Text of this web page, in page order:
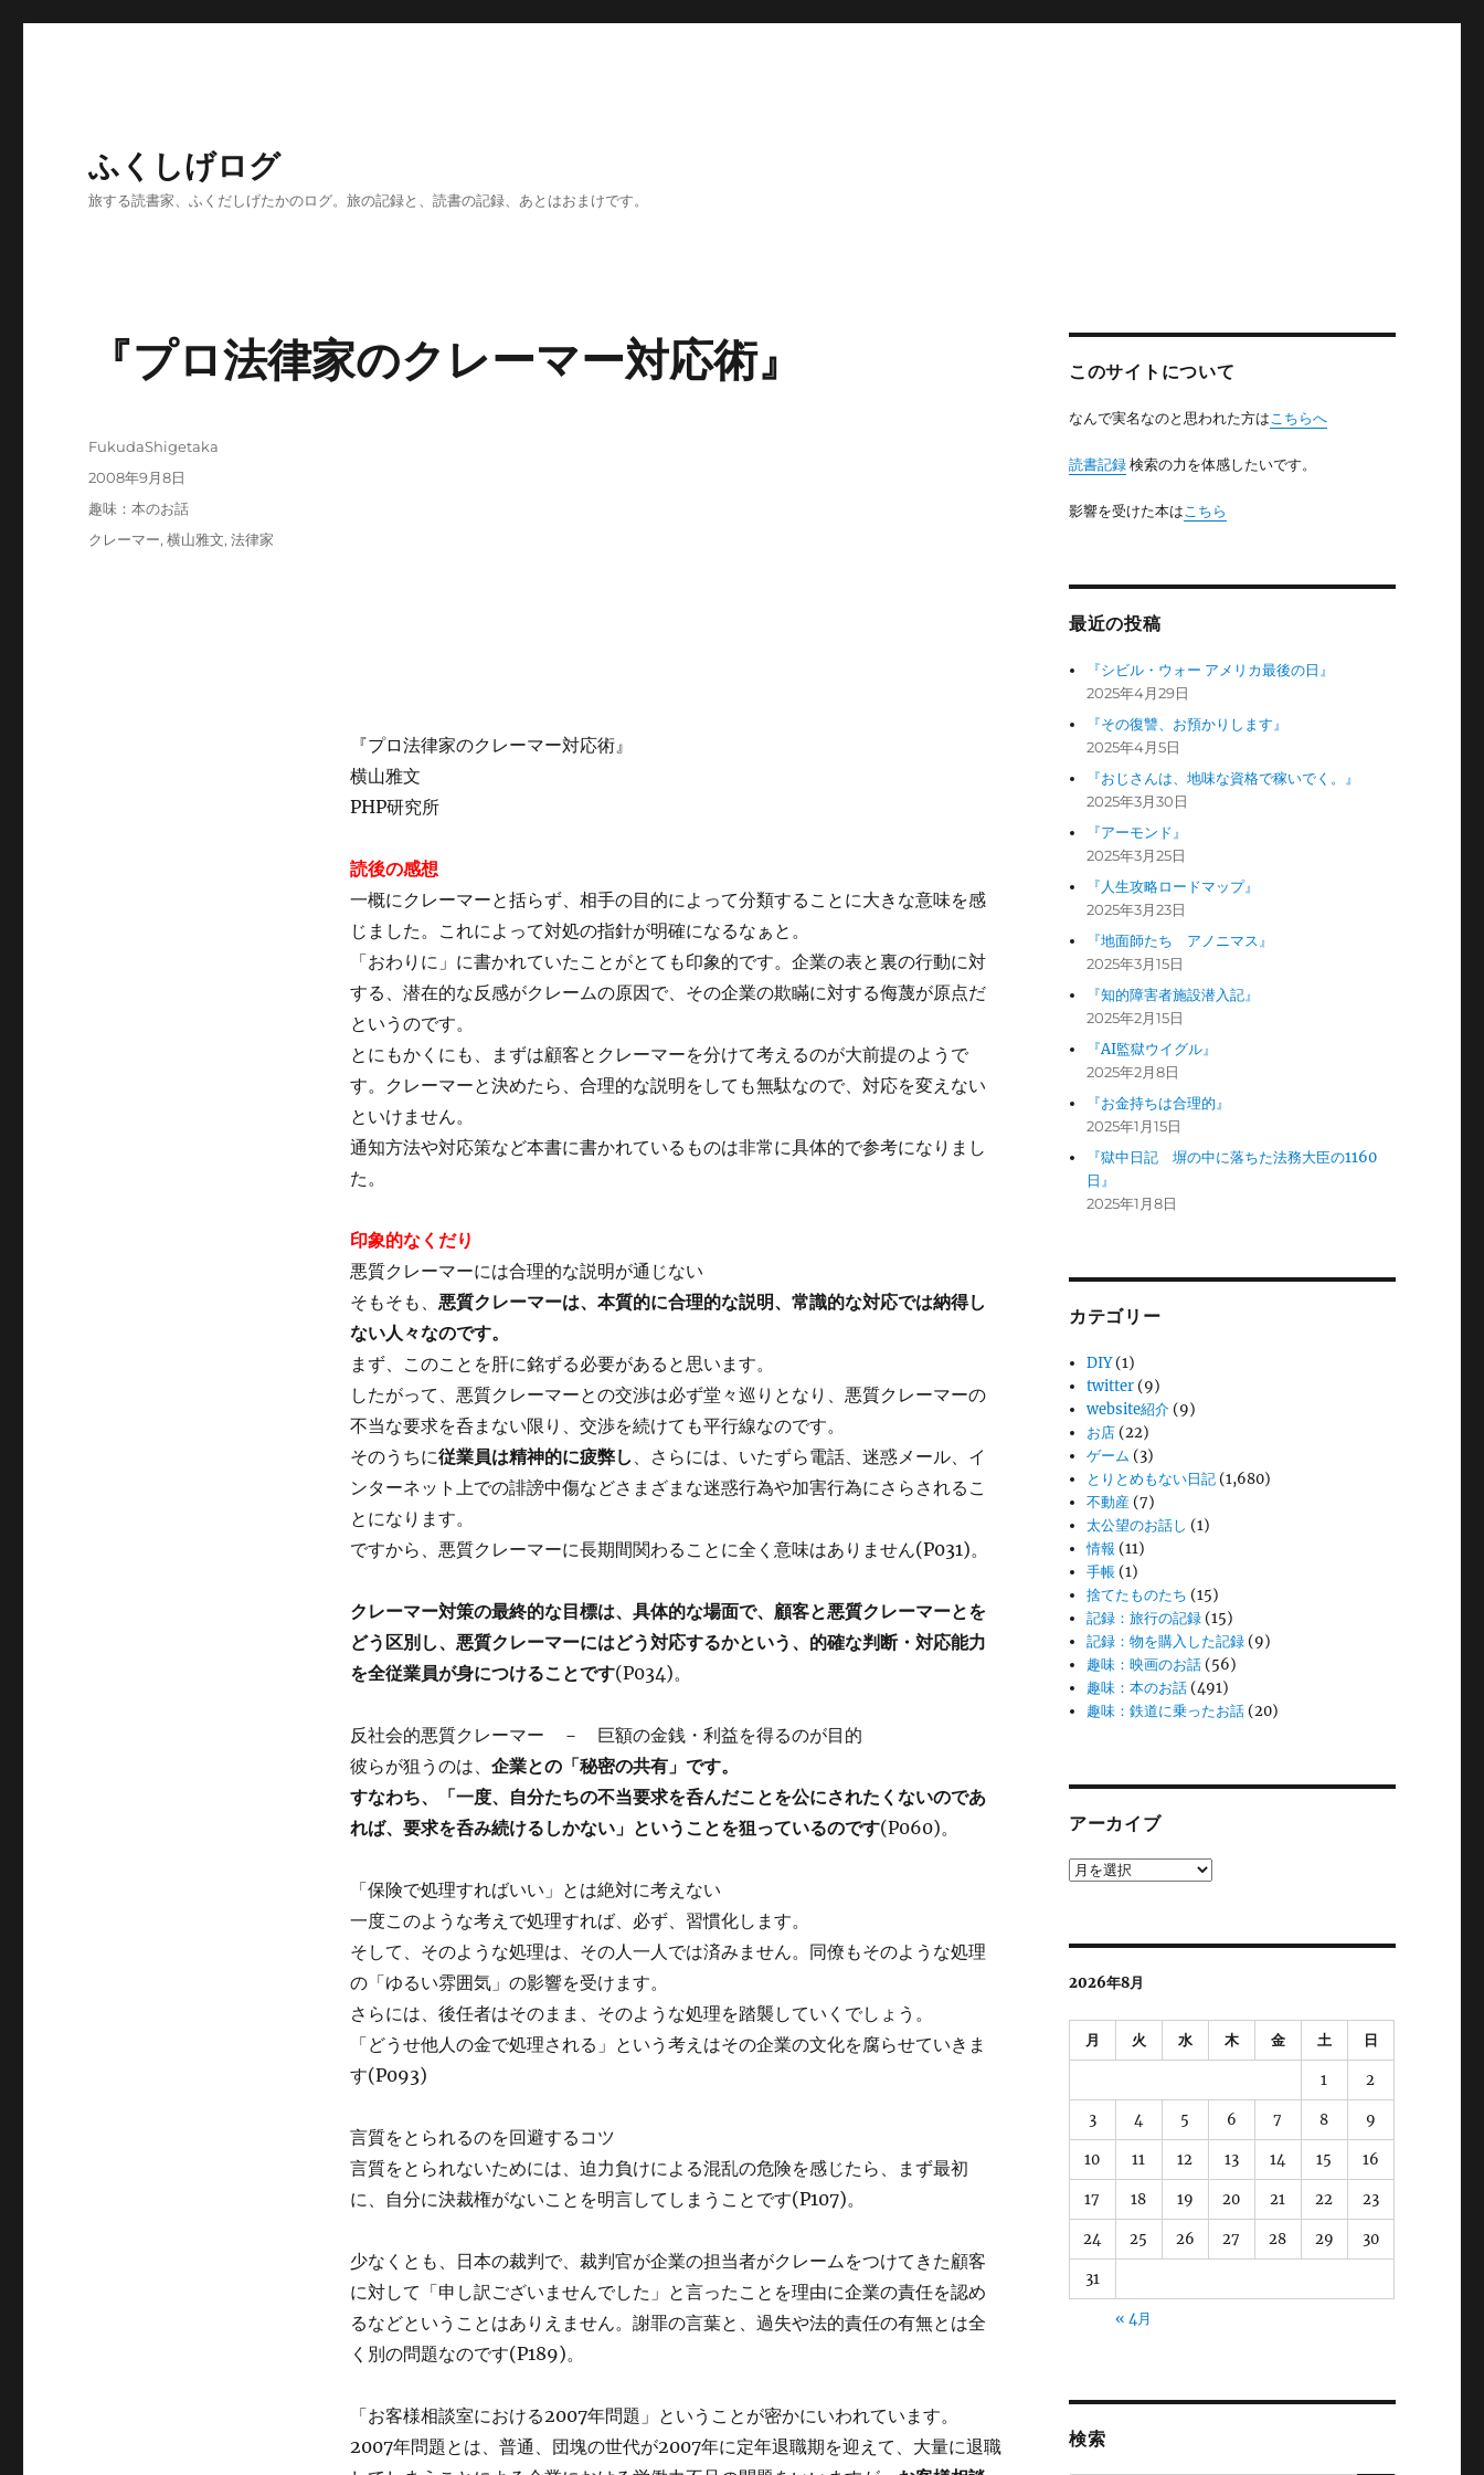
ふくしげログ
旅する読書家、ふくだしげたかのログ。旅の記録と、読書の記録、あとはおまけです。
『プロ法律家のクレーマー対応術』
『プロ法律家のクレーマー対応術』
横山雅文
PHP研究所
読後の感想
一概にクレーマーと括らず、相手の目的によって分類することに大きな意味を感
じました。これによって対処の指針が明確になるなぁと。
「おわりに」に書かれていたことがとても印象的です。企業の表と裏の行動に対
する、潜在的な反感がクレームの原因で、その企業の欺瞞に対する侮蔑が原点だ
というのです。
とにもかくにも、まずは顧客とクレーマーを分けて考えるのが大前提のようで
す。クレーマーと決めたら、合理的な説明をしても無駄なので、対応を変えない
といけません。
通知方法や対応策など本書に書かれているものは非常に具体的で参考になりまし
た。
印象的なくだり
悪質クレーマーには合理的な説明が通じない
そもそも、 悪質クレーマーは、本質的に合理的な説明、常識的な対応では納得し
ない人々なのです。
まず、このことを肝に銘ずる必要があると思います。
したがって、悪質クレーマーとの交渉は必ず堂々巡りとなり、悪質クレーマーの
不当な要求を呑まない限り、交渉を続けても平行線なのです。
そのうちに従業員は精神的に疲弊し 、さらには、いたずら電話、迷惑メール、イ
ンターネット上での誹謗中傷などさまざまな迷惑行為や加害行為にさらされるこ
とになります。
ですから、悪質クレーマーに長期間関わることに全く意味はありません(P031)。
クレーマー対策の最終的な目標は、具体的な場面で、顧客と悪質クレーマーとを
どう区別し、悪質クレーマーにはどう対応するかという、的確な判断・対応能力
を全従業員が身につけることです(P034)。
反社会的悪質クレーマー － 巨額の金銭・利益を得るのが目的
彼らが狙うのは、 企業との「秘密の共有」です。
すなわち、「一度、自分たちの不当要求を呑んだことを公にされたくないのであ
れば、要求を呑み続けるしかない」ということを狙っているのです(P060)。
「保険で処理すればいい」とは絶対に考えない
一度このような考えで処理すれば、必ず、習慣化します。
そして、そのような処理は、その人一人では済みません。同僚もそのような処理
の「ゆるい雰囲気」の影響を受けます。
さらには、後任者はそのまま、そのような処理を踏襲していくでしょう。
「どうせ他人の金で処理される」という考えはその企業の文化を腐らせていきま
す(P093)
言質をとられるのを回避するコツ
言質をとられないためには、迫力負けによる混乱の危険を感じたら、まず最初
に、自分に決裁権がないことを明言してしまうことです(P107)。
少なくとも、日本の裁判で、裁判官が企業の担当者がクレームをつけてきた顧客
に対して「申し訳ございませんでした」と言ったことを理由に企業の責任を認め
るなどということはありえません。謝罪の言葉と、過失や法的責任の有無とは全
く別の問題なのです(P189)。
「お客様相談室における2007年問題」ということが密かにいわれています。
2007年問題とは、普通、団塊の世代が2007年に定年退職期を迎えて、大量に退職
投
FukudaShigetaka
投
稿
2008年9月8日
カ
テ
趣味：本のお話
タ
クレーマー,横山雅文,法律家
このサイトについて
なんで実名なのと思われた方はこちらへ
読書記録検索の力を体感したいです。
影響を受けた本はこちら
最近の投稿
『シビル・ウォー アメリカ最後の日』
2025年4月29日
『その復讐、お預かりします』
2025年4月5日
『おじさんは、地味な資格で稼いでく。』
2025年3月30日
『アーモンド』
2025年3月25日
『人生攻略ロードマップ』
2025年3月23日
『地面師たち アノニマス』
2025年3月15日
『知的障害者施設潜入記』
2025年2月15日
『AI監獄ウイグル』
2025年2月8日
『お金持ちは合理的』
2025年1月15日
『獄中日記 塀の中に落ちた法務大臣の1160
日』
2025年1月8日
カテゴリー
DIY(1)
twitter (9)
website紹介 (9)
お店 (22)
ゲーム (3)
とりとめもない日記 (1,680)
不動産 (7)
太公望のお話し (1)
情報 (11)
手帳 (1)
捨てたものたち (15)
記録：旅行の記録 (15)
記録：物を購入した記録 (9)
趣味：映画のお話 (56)
趣味：本のお話 (491)
趣味：鉄道に乗ったお話 (20)
アーカイブ
ア
2026年8月
月 火 水 木 金 土 日
1 2
3 4 5 6 7 8 9
10 11 12 13 14 15 16
17 18 19 20 21 22 23
24 25 26 27 28 29 30
31
« 4月
検索